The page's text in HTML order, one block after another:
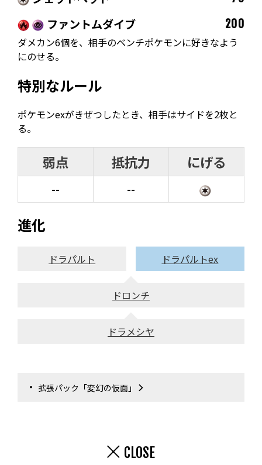
ファントムダイブ
200
ダメカン6個を、相手のベンチポケモンに好きなよう
にのせる。
特別なルール
ポケモンexがきぜつしたとき、相手はサイドを2枚と
る。
弱点 抵抗力 にげる
-- --
進化
ドラパルト ドラパルトex
ドロンチ
ドラメシヤ
拡張パック「変幻の仮面」
CLOSE